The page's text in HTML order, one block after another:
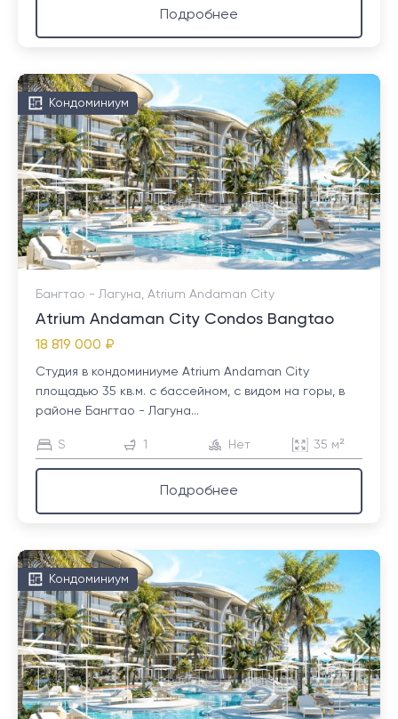
Подробнее
Кондоминиум
Бангтао - Лагуна, Atrium Andaman City
Atrium Andaman City Condos Bangtao
18 819 000 ₽
Студия в кондоминиуме Atrium Andaman City
площадью 35 кв.м. с бассейном, с видом на горы, в
районе Бангтао - Лагуна...
S 1 Нет 35 м²
Подробнее
Кондоминиум